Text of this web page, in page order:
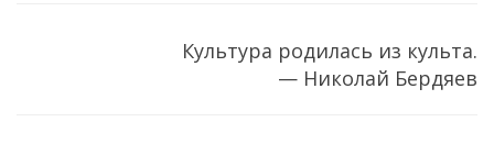
Культура родилась из культа.
— Николай Бердяев